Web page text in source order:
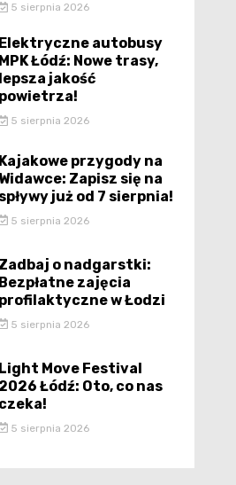
5 sierpnia 2026
Elektryczne autobusy
MPK Łódź: Nowe trasy,
lepsza jakość
powietrza!
5 sierpnia 2026
Kajakowe przygody na
Widawce: Zapisz się na
spływy już od 7 sierpnia!
5 sierpnia 2026
Zadbaj o nadgarstki:
Bezpłatne zajęcia
profilaktyczne w Łodzi
5 sierpnia 2026
Light Move Festival
2026 Łódź: Oto, co nas
czeka!
5 sierpnia 2026